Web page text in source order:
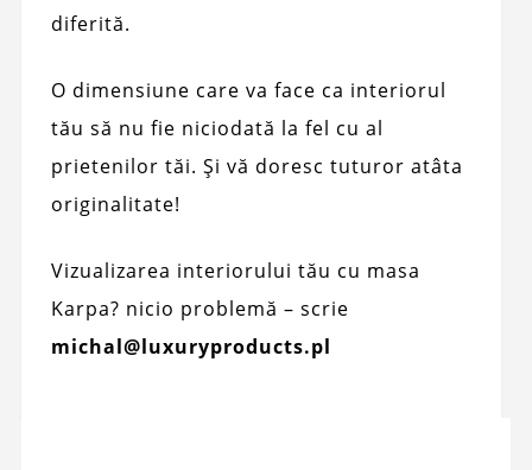
diferită.
O dimensiune care va face ca interiorul
tău să nu fie niciodată la fel cu al
prietenilor tăi. Și vă doresc tuturor atâta
originalitate!
Vizualizarea interiorului tău cu masa
Karpa? nicio problemă – scrie
michal@luxuryproducts.pl